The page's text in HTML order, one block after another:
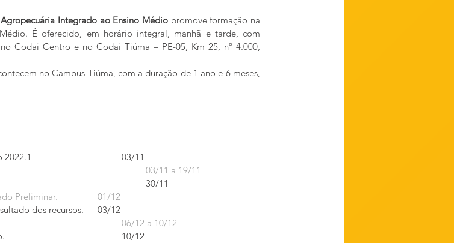
Integrado ao Ensino Médio promove formação na
É oferecido, em horário integral, manhã e tarde, com
Codai Centro e no Codai Tiúma – PE-05, Km 25, nº 4.000,
no Campus Tiúma, com a duração de 1 ano e 6 meses,
Divulgação do Edital do Processo Seletivo 2022.1				03/11
Período de Inscrições. 										03/11 a 19/11
Divulgação do Resultado Preliminar. 							30/11
Prazo para a pedido de recurso ao Resultado Preliminar. 		01/12
Resultado Final, lista de remanejáveis e resultado dos recursos. 	03/12
Matrícula Regular das/os aprovadas/os. 						06/12 a 10/12
Divulgação da 1ª Lista de Remanejamento. 					10/12